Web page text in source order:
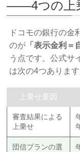
——4つの上
ドコモの銀行の金
のが 「表示金利
う点です。公式サ
は次の4つあります
上乗せ要因
審査結果による
上乗せ
団信プランの選